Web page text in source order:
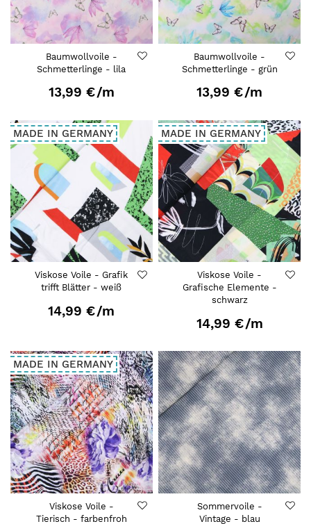
Baumwollvoile -
Schmetterlinge - lila
13,99 €/m
Baumwollvoile -
Schmetterlinge - grün
13,99 €/m
MADE IN GERMANY
Viskose Voile - Grafik
trifft Blätter - weiß
14,99 €/m
MADE IN GERMANY
Viskose Voile -
Grafische Elemente -
schwarz
14,99 €/m
MADE IN GERMANY
Viskose Voile -
Tierisch - farbenfroh
Sommervoile -
Vintage - blau